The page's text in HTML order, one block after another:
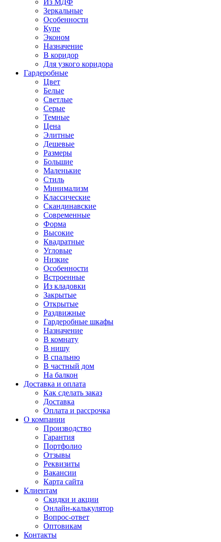
Из МДФ
Зеркальные
Особенности
Купе
Эконом
Назначение
В коридор
Для узкого коридора
Гардеробные
Цвет
Белые
Светлые
Серые
Темные
Цена
Элитные
Дешевые
Размеры
Большие
Маленькие
Стиль
Минимализм
Классические
Скандинавские
Современные
Форма
Высокие
Квадратные
Угловые
Низкие
Особенности
Встроенные
Из кладовки
Закрытые
Открытые
Раздвижные
Гардеробные шкафы
Назначение
В комнату
В нишу
В спальню
В частный дом
На балкон
Доставка и оплата
Как сделать заказ
Доставка
Оплата и рассрочка
О компании
Производство
Гарантия
Портфолио
Отзывы
Реквизиты
Вакансии
Карта сайта
Клиентам
Скидки и акции
Онлайн-калькулятор
Вопрос-ответ
Оптовикам
Контакты